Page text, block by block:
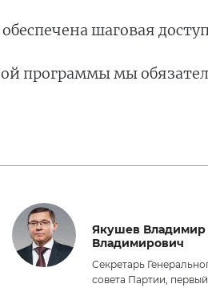
шаговая
программы мы
Якушев Владимир
Владимирович
Секретарь
совета Партии, первый